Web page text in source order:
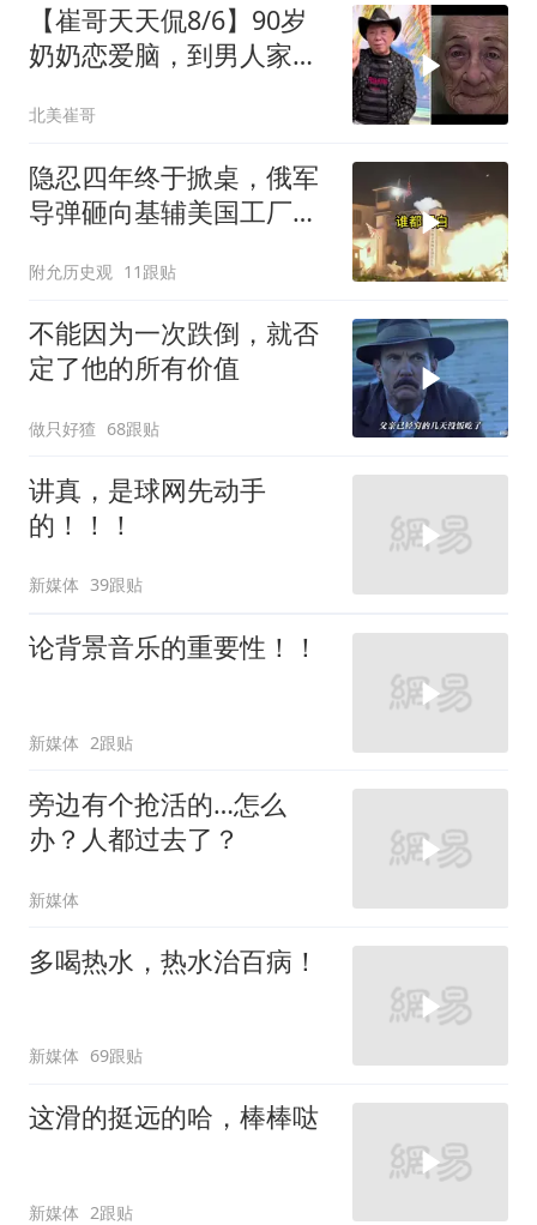
【崔哥天天侃8/6】90岁
奶奶恋爱脑，到男人家索
北美崔哥
隐忍四年终于掀桌，俄军
导弹砸向基辅美国工厂，
附允历史观 11跟贴
不能因为一次跌倒，就否
定了他的所有价值
做只好猹 68跟贴
讲真，是球网先动手
的！！！
新媒体 39跟贴
论背景音乐的重要性！！
新媒体 2跟贴
旁边有个抢活的…怎么
办？人都过去了？
新媒体
多喝热水，热水治百病！
新媒体 69跟贴
这滑的挺远的哈，棒棒哒
新媒体 2跟贴